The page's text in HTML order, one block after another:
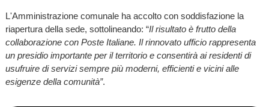
L'Amministrazione comunale ha accolto con soddisfazione la
riapertura della sede, sottolineando: “Il risultato è frutto della
collaborazione con Poste Italiane. Il rinnovato ufficio rappresenta
un presidio importante per il territorio e consentirà ai residenti di
usufruire di servizi sempre più moderni, efficienti e vicini alle
esigenze della comunità”.